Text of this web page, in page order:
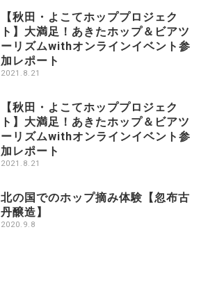
【秋田・よこてホッププロジェク
ト】大満足！あきたホップ＆ビアツ
ーリズムwithオンラインイベント参
加レポート
2021.8.21
【秋田・よこてホッププロジェク
ト】大満足！あきたホップ＆ビアツ
ーリズムwithオンラインイベント参
加レポート
2021.8.21
北の国でのホップ摘み体験【忽布古
丹醸造】
2020.9.8